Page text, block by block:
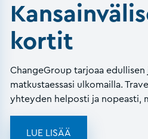
kortit
ChangeGroup tarjoaa
matkustaessasi ulkomailla.
yhteyden helposti ja nopeasti,
LUE LISÄÄ